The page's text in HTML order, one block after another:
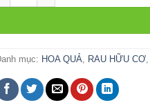
mục: HOA QUẢ RAU HỮU CƠ,